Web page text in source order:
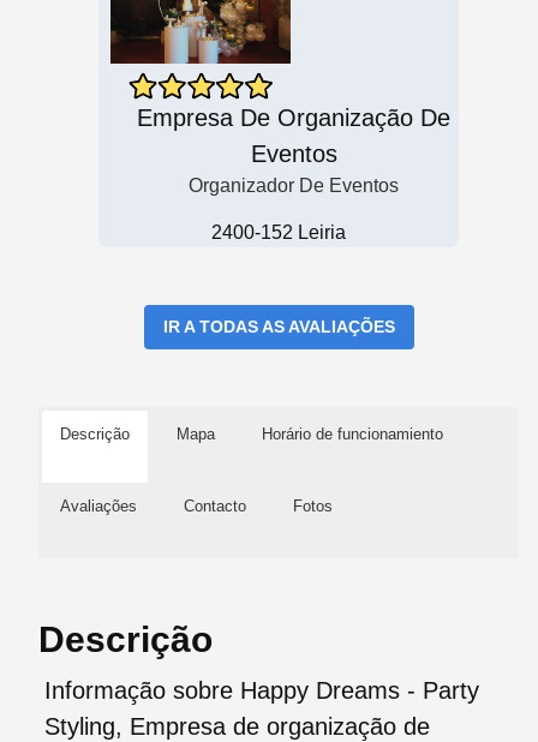
Empresa De Organização De
Eventos
Organizador De Eventos
2400-152 Leiria
IR A TODAS AS AVALIAÇÕES
Descrição Mapa Horário de funcionamiento
Avaliações Contacto Fotos
Descrição
Informação sobre Happy Dreams - Party
Styling, Empresa de organização de